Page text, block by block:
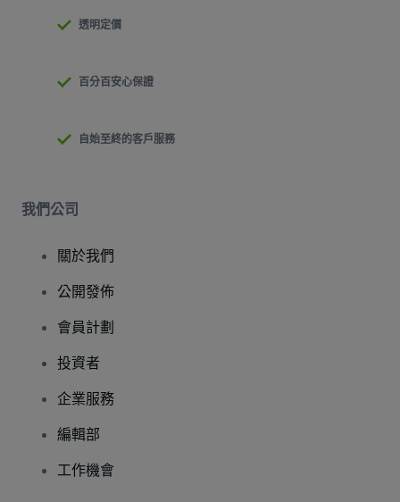
透明定價
百分百安心保證
自始至終的客戶服務
我們公司
關於我們
公開發佈
會員計劃
投資者
企業服務
編輯部
工作機會